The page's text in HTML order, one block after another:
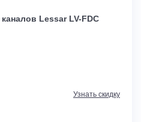
Lessar LV-FDС
Узнать скидку